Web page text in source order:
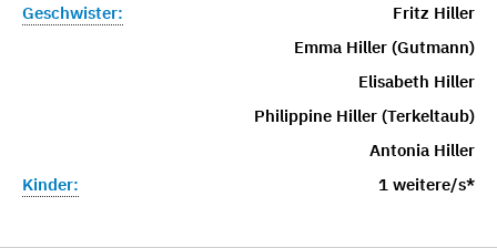
Geschwister:
Fritz Hiller
Emma Hiller (Gutmann)
Elisabeth Hiller
Philippine Hiller (Terkeltaub)
Antonia Hiller
Kinder:
1 weitere/s*